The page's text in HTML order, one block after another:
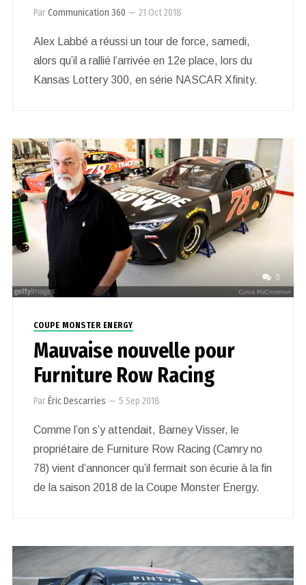
ParCommunication 360 — 21 Oct 2018
Alex Labbé a réussi un tour de force, samedi,
alors qu’il a rallié l’arrivée en 12e place, lors du
Kansas Lottery 300, en série NASCAR Xfinity.
0
COUPE MONSTER ENERGY
Mauvaise nouvelle pour
Furniture Row Racing
ParÉric Descarries — 5 Sep 2018
Comme l’on s’y attendait, Barney Visser, le
propriétaire de Furniture Row Racing (Camry no
78) vient d’annoncer qu’il fermait son écurie à la fin
de la saison 2018 de la Coupe Monster Energy.